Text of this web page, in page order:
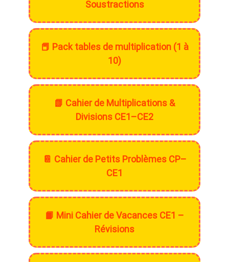
Soustractions
📕 Pack tables de multiplication (1 à
10)
📗 Cahier de Multiplications &
Divisions CE1–CE2
📔 Cahier de Petits Problèmes CP–
CE1
📙 Mini Cahier de Vacances CE1 –
Révisions